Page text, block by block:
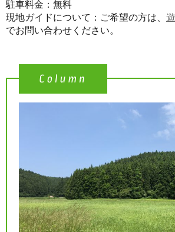
駐車料金：無料
現地ガイドについて：ご希望の方は、
でお問い合わせください。